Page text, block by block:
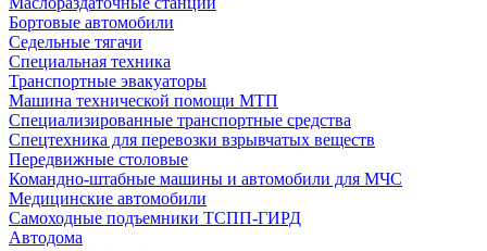
Бортовые автомобили
Седельные тягачи
Специальная техника
Транспортные эвакуаторы
Машина технической помощи МТП
Специализированные транспортные средства
Спецтехника для перевозки взрывчатых веществ
Передвижные столовые
Командно-штабные машины и автомобили для МЧС
Медицинские автомобили
Самоходные подъемники ТСПП-ГИРД
Автодома